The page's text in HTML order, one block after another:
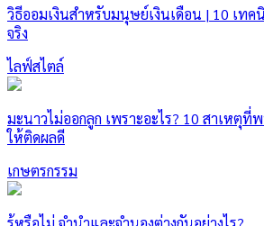
วิธีออมเงินสำหรับมนุษย์เงินเดือน | 10 เทค
จริง
ไลฟ์สไตล์
มะนาวไม่ออกลูก เพราะอะไร? 10 สาเหตุ
ให้ติดผลดี
เกษตรกรรม